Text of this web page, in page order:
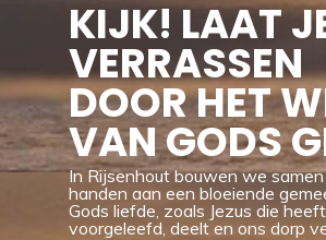
KIJK! LAAT
VERRASSEN
DOOR HET
VAN GODS
In Rijsenhout bouwen we
handen aan een bloeiende
Gods liefde, zoals Jezus die heeft
voorgeleefd, deelt en ons dorp